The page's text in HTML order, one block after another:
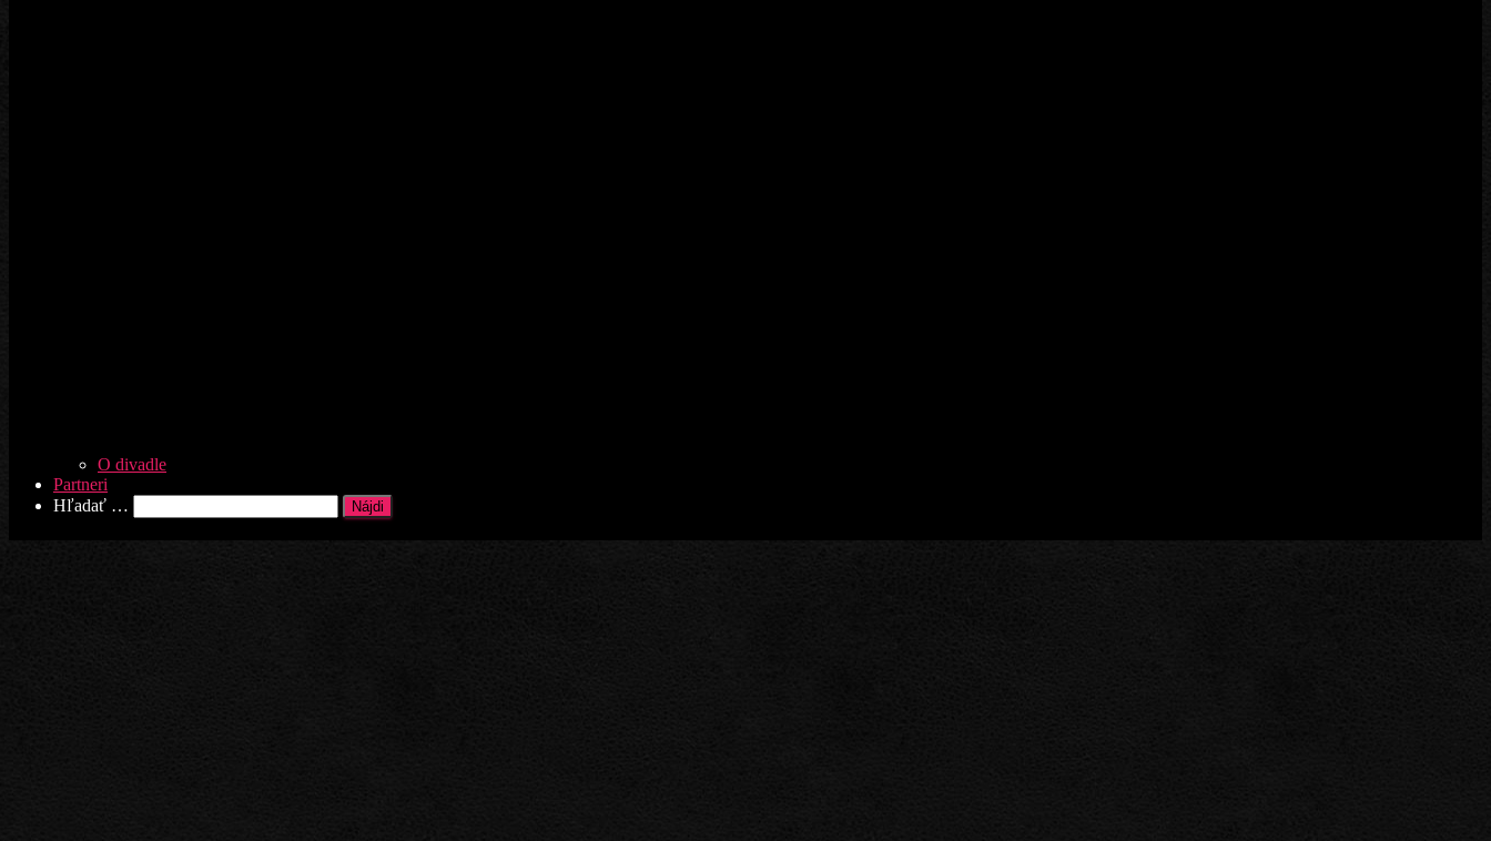
O divadle
Partneri
Hľadať:
Hľadať …